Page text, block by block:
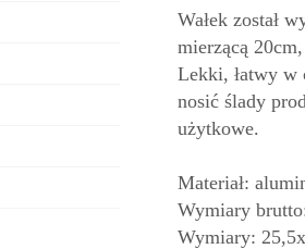
Wałek został
mierzącą
Lekki, łatwy w
nosić ślady
użytkowe.
Materiał:
Wymiary
Wymiary: